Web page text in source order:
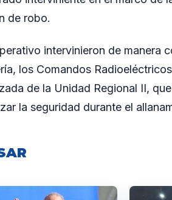
de robo.
intervinieron de manera
los Comandos
de la Unidad Regional II,
la seguridad durante el